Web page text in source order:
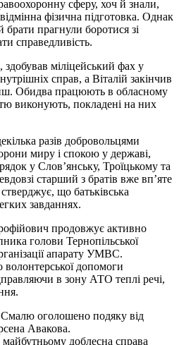
сферу, хоч й знали,
фізична підготовка. Однак
прагнули боротися зі
справедливість.
міліцейський фах у
справ, а Віталій закінчив
Обидва працюють в обласному
виконують, покладені на них
разів добровольцями
миру і спокою у державі,
у Слов’янську, Троїцькому та
старший з братів вже вп’яте
що батьківська
завданнях.
продовжує активно
голови Тернопільської
апарату УМВС.
допомоги
в зону АТО теплі речі,
оголошено подяку від
Авакова.
доблесна справа